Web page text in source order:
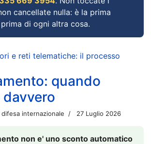
cancellate nulla: è la prima
di ogni altra cosa.
e reti telematiche: il processo
quando
internazionale 27 Luglio 2026
non e' uno sconto automatico